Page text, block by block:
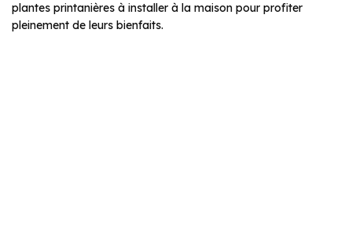
plantes printanières à installer à la maison pour profiter
pleinement de leurs bienfaits.